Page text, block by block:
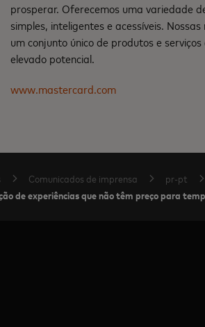
prosperar. Oferecemos uma variedade
simples, inteligentes e acessíveis.
um conjunto único de produtos e
elevado potencial.
www.mastercard.com
Comunicados de imprensa pr-pt
de experiências que não têm preço para